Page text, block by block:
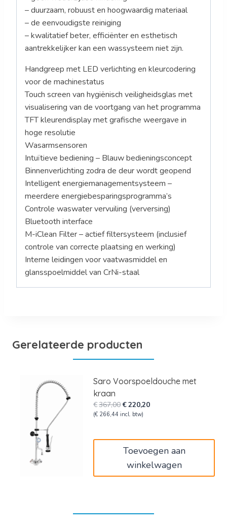
– duurzaam, robuust en hoogwaardig materiaal
– de eenvoudigste reiniging
– kwalitatief beter, efficiënter en esthetisch
aantrekkelijker kan een wassysteem niet zijn.
Handgreep met LED verlichting en kleurcodering
voor de machinestatus
Touch screen van hygiënisch veiligheidsglas met
visualisering van de voortgang van het programma
TFT kleurendisplay met grafische weergave in
hoge resolutie
Wasarmsensoren
Intuïtieve bediening – Blauw bedieningsconcept
Binnenverlichting zodra de deur wordt geopend
Intelligent energiemanagementsysteem –
meerdere energiebesparingsprogramma’s
Controle waswater vervuiling (verversing)
Bluetooth interface
M-iClean Filter – actief filtersysteem (inclusief
controle van correcte plaatsing en werking)
Interne leidingen voor vaatwasmiddel en
glansspoelmiddel van CrNi-staal
Gerelateerde producten
Saro Voorspoeldouche met
kraan
€367,00Oorspronkelijke
prijs
€220,20Huidige
(€ 266,44 incl. btw)
Toevoegen aan
winkelwagen